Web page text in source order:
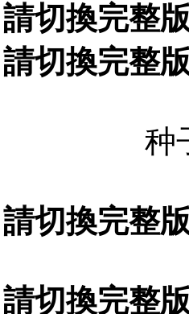
請切換完整
請切換完整
种
請切換完整
請切換完整